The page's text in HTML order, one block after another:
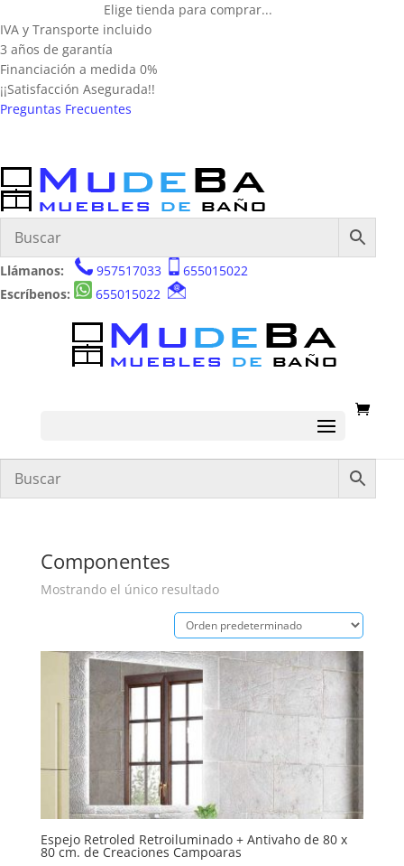
Elige tienda para comprar...
IVA y Transporte incluido
3 años de garantía
Financiación a medida 0%
¡¡Satisfacción Asegurada!!
Preguntas Frecuentes
Llámanos: 957517033
655015022
Escríbenos:
655015022
Componentes
Mostrando el único resultado
Espejo Retroled Retroiluminado + Antivaho de 80 x
80 cm. de Creaciones Campoaras